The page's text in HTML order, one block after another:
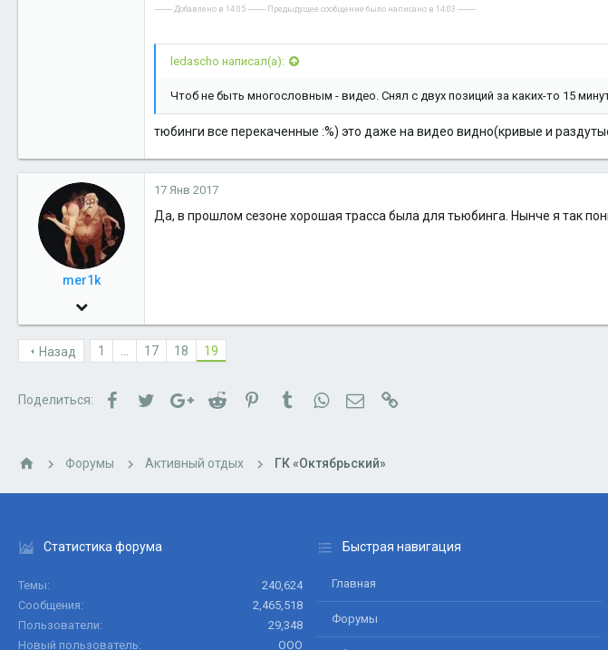
---------- Добавлено в 14:05 ---------- Предыдущее сообщение было написано в 14:03 ----------
ledascho написал(а):
Чтоб не быть многословным - видео. Снял с двух позиций за каких-то 15
тюбинги все перекаченные :%) это даже на видео видно(кривые и
mer1k
12 Апр 2010
3,060
vkontakte.ru
17 Янв 2017
Да, в прошлом сезоне хорошая трасса была для тьюбинга. Нынче я так
Назад 1 ... 17 18 19
Поделиться: FacebookTwitterGoogle+Reddit PinterestTumblrWhatsAppЭлектронная почта
Форумы Активный отдых ГК «Октябрьский»
Статистика форума
Темы
240,624
Сообщения
2,465,518
Пользователи
29,348
Новый пользователь
ООО
Быстрая навигация
Главная
Форумы